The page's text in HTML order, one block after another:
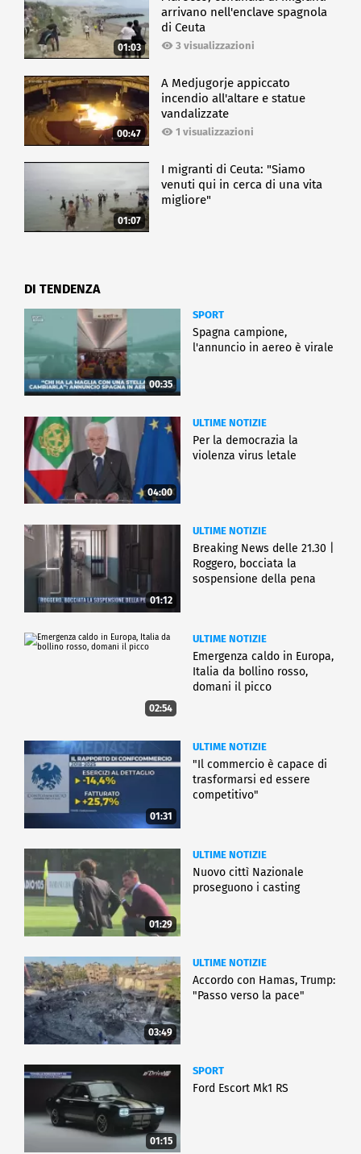
01:03
arrivano nell'enclave spagnola
di Ceuta
3 visualizzazioni
00:47
A Medjugorje appiccato
incendio all'altare e statue
vandalizzate
1 visualizzazioni
01:07
I migranti di Ceuta: "Siamo
venuti qui in cerca di una vita
migliore"
DI TENDENZA
00:35
SPORT
Spagna campione,
l'annuncio in aereo è virale
04:00
ULTIME NOTIZIE
Per la democrazia la
violenza virus letale
01:12
ULTIME NOTIZIE
Breaking News delle 21.30 |
Roggero, bocciata la
sospensione della pena
02:54
ULTIME NOTIZIE
Emergenza caldo in Europa,
Italia da bollino rosso,
domani il picco
01:31
ULTIME NOTIZIE
"Il commercio è capace di
trasformarsi ed essere
competitivo"
01:29
ULTIME NOTIZIE
Nuovo cittì Nazionale
proseguono i casting
03:49
ULTIME NOTIZIE
Accordo con Hamas, Trump:
"Passo verso la pace"
01:15
SPORT
Ford Escort Mk1 RS